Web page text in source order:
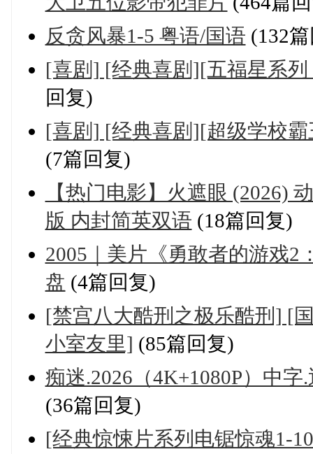
反贪风暴1-5 粤语/国语 (132
[喜剧] [经典喜剧][五福星系
回复)
[喜剧] [经典喜剧][超级学校
(7篇回复)
【热门电影】火遮眼 (2026)
版 内封简英双语 (18篇回复)
2005｜美片《勇敢者的游戏2
盘 (4篇回复)
[禁宫八大酷刑之极乐酷刑] [
小室友里] (85篇回复)
痴迷.2026（4K+1080P）中
(36篇回复)
[经典惊悚片系列电锯惊魂1-